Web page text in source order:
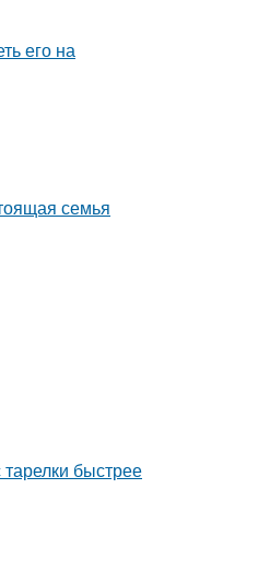
его на
семья
быстрее